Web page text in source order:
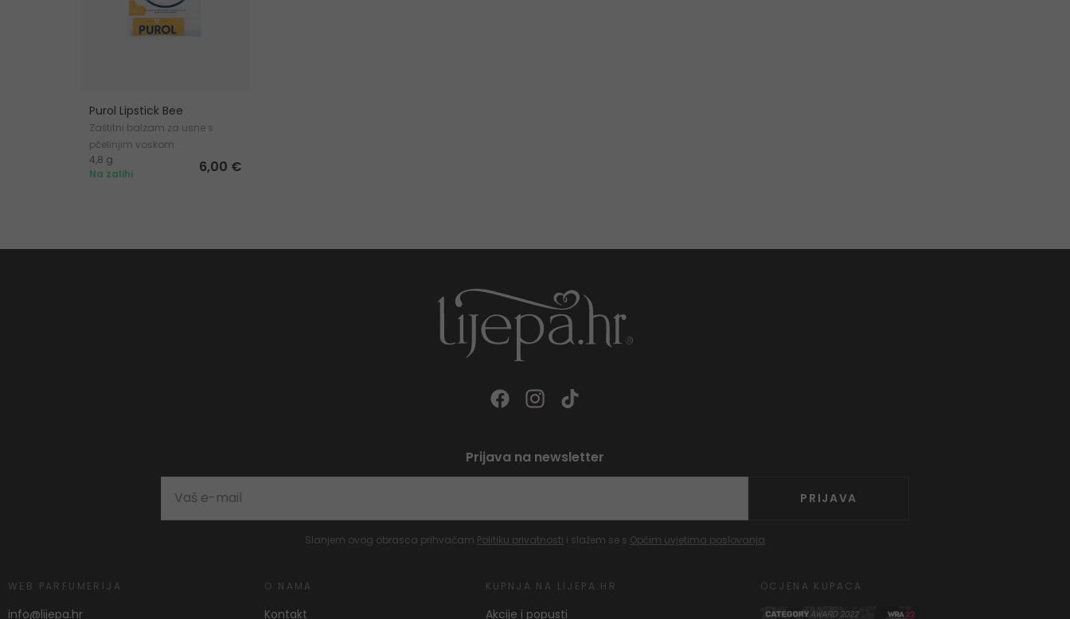
Purol Lipstick Bee
Zaštitni balzam za usne s
pčelinjim voskom
4,8 g
Na zalihi
6,00 €
Prijava na newsletter
PRIJAVA
Slanjem ovog obrasca prihvaćam Politiku privatnosti i slažem se s Općim uvjetima poslovanja
WEB PARFUMERIJA
info@lijepa.hr
O NAMA
Kontakt
KUPNJA NA LIJEPA.HR
Akcije i popusti
OCJENA KUPACA